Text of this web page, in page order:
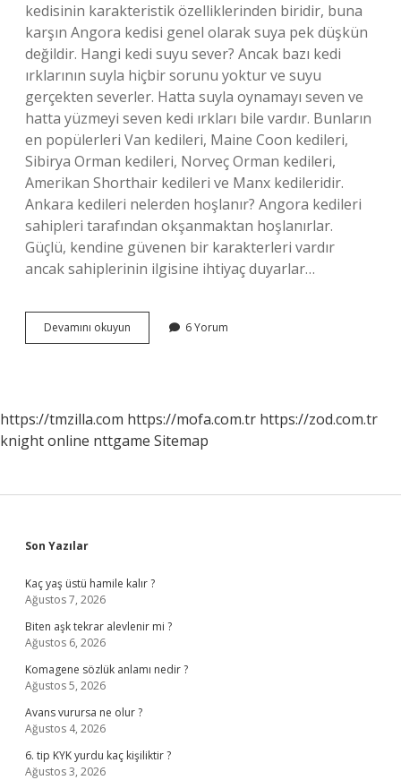
kedisinin karakteristik özelliklerinden biridir, buna
karşın Angora kedisi genel olarak suya pek düşkün
değildir. Hangi kedi suyu sever? Ancak bazı kedi
ırklarının suyla hiçbir sorunu yoktur ve suyu
gerçekten severler. Hatta suyla oynamayı seven ve
hatta yüzmeyi seven kedi ırkları bile vardır. Bunların
en popülerleri Van kedileri, Maine Coon kedileri,
Sibirya Orman kedileri, Norveç Orman kedileri,
Amerikan Shorthair kedileri ve Manx kedileridir.
Ankara kedileri nelerden hoşlanır? Angora kedileri
sahipleri tarafından okşanmaktan hoşlanırlar.
Güçlü, kendine güvenen bir karakterleri vardır
ancak sahiplerinin ilgisine ihtiyaç duyarlar…
Devamını okuyun
Kedisi
6 Yorum
https://tmzilla.com https://mofa.com.tr https://zod.com.tr
knight online nttgame Sitemap
Sidebar
Son Yazılar
Kaç yaş üstü hamile kalır ?
Ağustos 7, 2026
Biten aşk tekrar alevlenir mi ?
Ağustos 6, 2026
Komagene sözlük anlamı nedir ?
Ağustos 5, 2026
Avans vurursa ne olur ?
Ağustos 4, 2026
6. tip KYK yurdu kaç kişiliktir ?
Ağustos 3, 2026